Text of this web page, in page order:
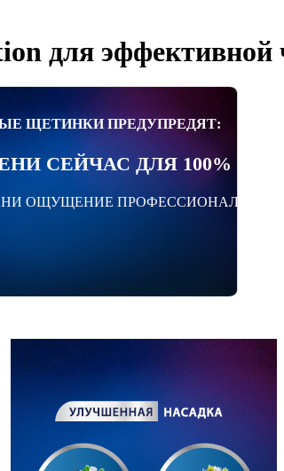
для
ЩЕТИНКИ ПРЕДУПРЕДЯТ:
СЕЙЧАС ДЛЯ 100%
ОЩУЩЕНИЕ ПРОФЕССИОНАЛЬНОЙ